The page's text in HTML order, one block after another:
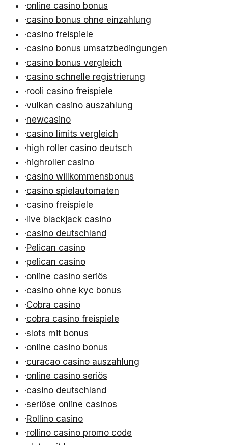
·online casino bonus
·casino bonus ohne einzahlung
·casino freispiele
·casino bonus umsatzbedingungen
·casino bonus vergleich
·casino schnelle registrierung
·rooli casino freispiele
·vulkan casino auszahlung
·newcasino
·casino limits vergleich
·high roller casino deutsch
·highroller casino
·casino willkommensbonus
·casino spielautomaten
·casino freispiele
· live blackjack casino
·casino deutschland
·Pelican casino
·pelican casino
·online casino seriös
·casino ohne kyc bonus
·Cobra casino
·cobra casino freispiele
·slots mit bonus
·online casino bonus
·curacao casino auszahlung
·online casino seriös
·casino deutschland
·seriöse online casinos
·Rollino casino
·rollino casino promo code